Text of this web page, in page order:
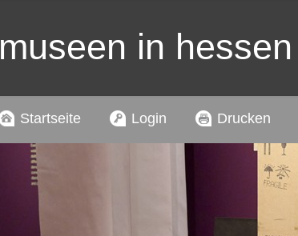
museen in hessen
Startseite Login Drucken